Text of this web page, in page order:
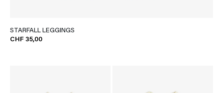
STARFALL LEGGINGS
CHF 35,00